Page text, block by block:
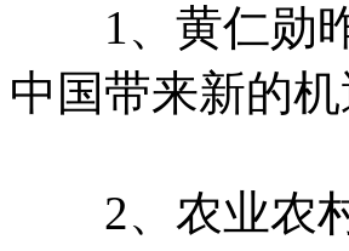
1、黄仁勋昨
中国带来新的机
2、农业农村